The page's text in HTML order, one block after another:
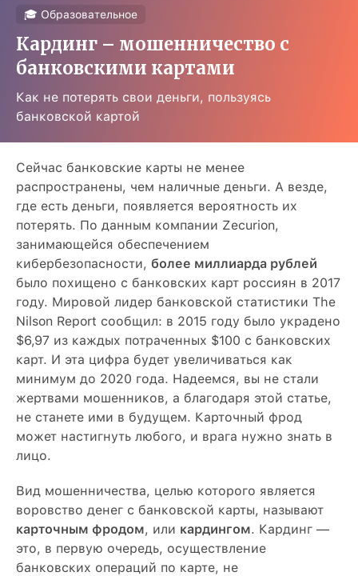
🕶 Авторское
🍭 Наши новости
🎓 Образовательное
Кардинг – мошенничество с
банковскими картами
Как не потерять свои деньги, пользуясь
банковской картой
Сейчас банковские карты не менее
распространены, чем наличные деньги. А везде,
где есть деньги, появляется вероятность их
потерять. По данным компании Zecurion,
занимающейся обеспечением
кибербезопасности, более миллиарда рублей
было похищено с банковских карт россиян в 2017
году. Мировой лидер банковской статистики The
Nilson Report сообщил: в 2015 году было украдено
$6,97 из каждых потраченных $100 с банковских
карт. И эта цифра будет увеличиваться как
минимум до 2020 года. Надеемся, вы не стали
жертвами мошенников, а благодаря этой статье,
не станете ими в будущем. Карточный фрод
может настигнуть любого, и врага нужно знать в
лицо.
Вид мошенничества, целью которого является
воровство денег с банковской карты, называют
карточным фродом, или кардингом. Кардинг —
это, в первую очередь, осуществление
банковских операций по карте, не